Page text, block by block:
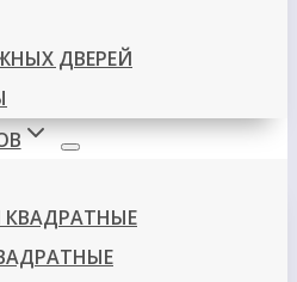
ДВЕРЕЙ
КВАДРАТНЫЕ